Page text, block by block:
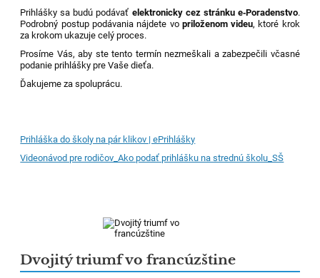
Prihlášky sa budú podávať elektronicky cez stránku e‑Poradenstvo.
Podrobný postup podávania nájdete vo priloženom videu, ktoré krok
za krokom ukazuje celý proces.
Prosíme Vás, aby ste tento termín nezmeškali a zabezpečili včasné
podanie prihlášky pre Vaše dieťa.
Ďakujeme za spoluprácu.
Prihláška do školy na pár klikov | ePrihlášky
Videonávod pre rodičov_Ako podať prihlášku na strednú školu_SŠ
Dvojitý triumf vo francúzštine